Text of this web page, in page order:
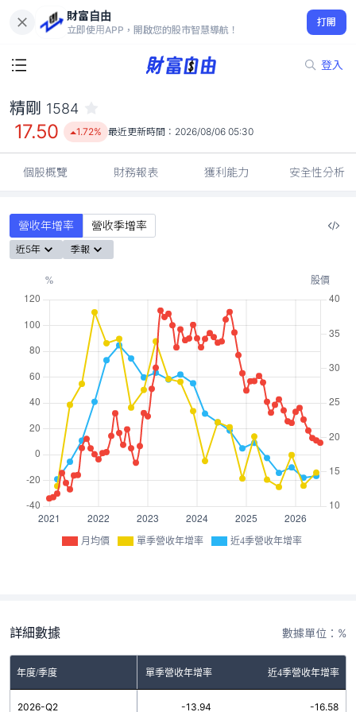
財富自由
立即使用APP，開啟您的股市智慧導航！
打開
登入
17.50
1.72%
精剛 1584
17.50 1.72% 最近更新時間： 2026/08/06 05:30
個股概覽 財務報表 獲利能力 安全性分析
營收年增率 營收季增率
近5年 季報
月均價 單季營收年增率 近4季營收年增率
詳細數據 數據單位：%
年度/季度 單季營收年增率 近4季營收年增率
2026-Q2 -13.94 -16.58